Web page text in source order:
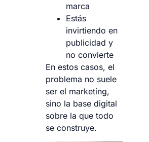
marca
Estás
invirtiendo en
publicidad y
no convierte
En estos casos, el
problema no suele
ser el marketing,
sino la base digital
sobre la que todo
se construye.